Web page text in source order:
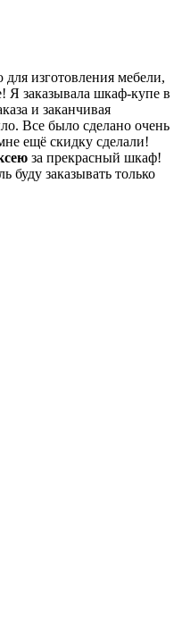
изготовления мебели,
Я заказывала шкаф-купе в
и заканчивая
Все было сделано очень
ещё скидку сделали!
за прекрасный шкаф!
буду заказывать только